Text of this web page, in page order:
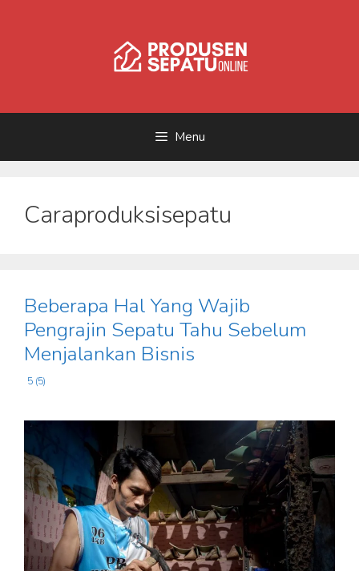
Menu
Caraproduksisepatu
Beberapa Hal Yang Wajib
Pengrajin Sepatu Tahu Sebelum
Menjalankan Bisnis
5 (5)